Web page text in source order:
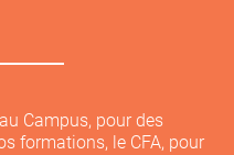
Campus, pour des
formations, le CFA, pour